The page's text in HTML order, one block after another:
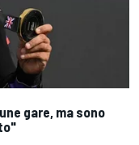
gare, ma sono